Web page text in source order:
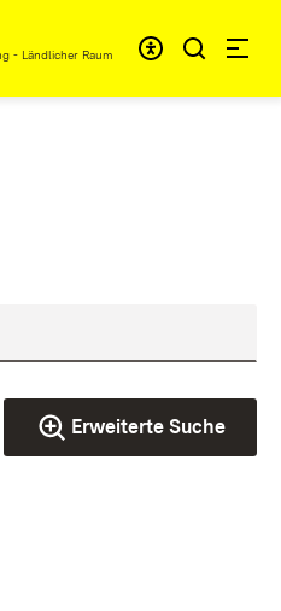
- Ländlicher Raum
Erweiterte Suche